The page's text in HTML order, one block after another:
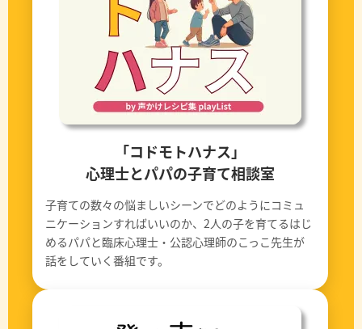
「コドモトハナス」
心理士とパパの子育て相談室
子育ての数々の悩ましいシーンでどのようにコミュ
ニケーションすればいいのか、2人の子を育てるはじ
めるパパと臨床心理士・公認心理師のこっこ先生が
話をしていく番組です。